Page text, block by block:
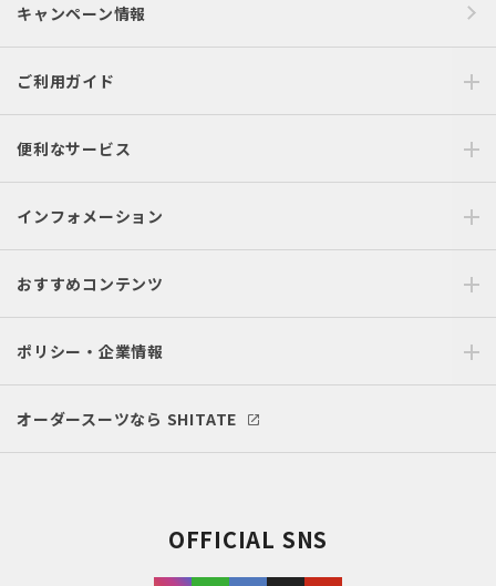
キャンペーン情報
ご利用ガイド
便利なサービス
インフォメーション
おすすめコンテンツ
ポリシー・企業情報
オーダースーツなら SHITATE
OFFICIAL SNS